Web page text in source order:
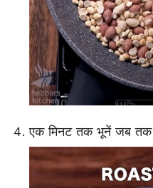
एक मिनट तक भूनें जब तक